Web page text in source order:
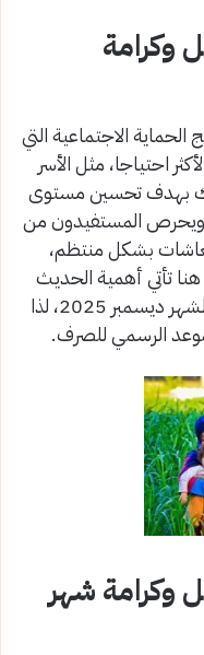
الاجتماعية التي
احتياجا، مثل الأسر
بهدف تحسين مستوى
ويحرص المستفيدون من
بشكل منتظم،
تأتي أهمية الحديث
عن موعد صرف معاش تكافل وكرامة لشهر ديسمبر 2025، لذا
الرسمي للصرف.
شهر